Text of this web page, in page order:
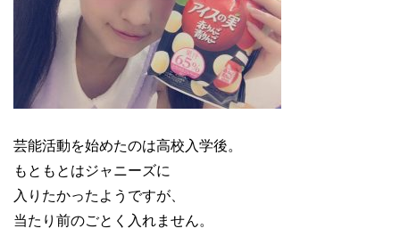
芸能活動を始めたのは高校入学後。
もともとはジャニーズに
入りたかったようですが、
当たり前のごとく入れません。